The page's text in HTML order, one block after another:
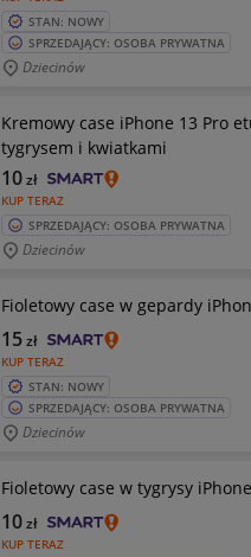
STAN: NOWY
SPRZEDAJĄCY: OSOBA PRYWATNA
Dziecinów
Kremowy case iPhone 13 Pro
tygrysem i kwiatkami
KUP TERAZ
10zł
SPRZEDAJĄCY: OSOBA PRYWATNA
Dziecinów
Fioletowy case w gepardy
KUP TERAZ
15zł
STAN: NOWY
SPRZEDAJĄCY: OSOBA PRYWATNA
Dziecinów
Fioletowy case w tygrysy
KUP TERAZ
10zł